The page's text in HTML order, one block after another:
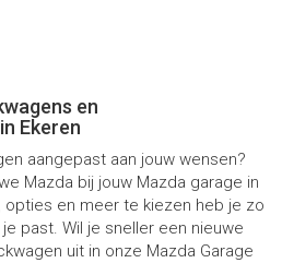
en
Ekeren
aangepast aan jouw wensen?
Mazda bij jouw Mazda garage in
opties en meer te kiezen heb je zo
past. Wil je sneller een nieuwe
uit in onze Mazda Garage